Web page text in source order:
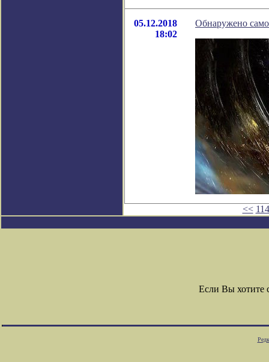
05.12.2018
18:02
Обнаружено
<<
Если Вы хотите